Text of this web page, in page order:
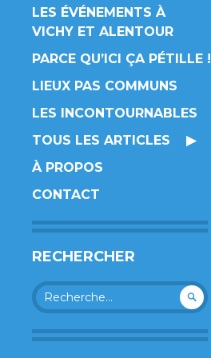
LES ÉVÉNEMENTS À
VICHY ET ALENTOUR
PARCE QU’ICI ÇA PÉTILLE !
LIEUX PAS COMMUNS
LES INCONTOURNABLES
TOUS LES ARTICLES
À PROPOS
CONTACT
RECHERCHER
Rechercher :